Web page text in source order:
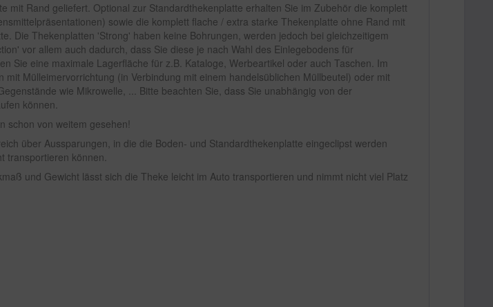
Rand geliefert. Optional zur Standardthekenplatte erhalten Sie im Zubehör die komplett
sowie die komplett flache / extra starke Thekenplatte ohne Rand mit
Die Thekenplatten 'Strong' haben keine Bohrungen, werden jedoch bei gleichzeitigem
vor allem auch dadurch, dass Sie diese je nach Wahl des Einlegebodens für
Sie eine maximale Lagerfläche für z.B. Kataloge, Werbeartikel oder auch Taschen. Im
Mülleimervorrichtung (in Verbindung mit einem handelsüblichen Müllbeutel) oder mit
wie Mikrowelle, ... Bitte beachten Sie, dass Sie unabhängig von der
können.
schon von weitem gesehen!
über Aussparungen, in die die Boden- und Standardthekenplatte eingeclipst werden
transportieren können.
und Gewicht lässt sich die Theke leicht im Auto transportieren und nimmt nicht viel Platz